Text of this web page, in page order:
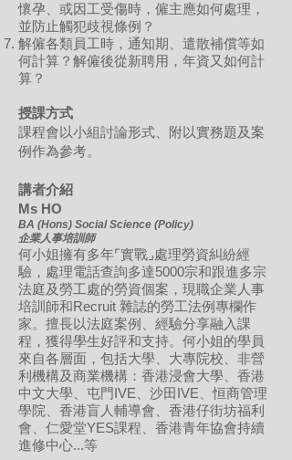
懷孕、或因工受傷時，僱主應如何處理，
並防止觸犯歧視條例？
解僱各類員工時，通知期、遣散補償等如
何計算？解僱後從新聘用，年資又如何計
算？
授課方式
課程會以小組討論形式、附以實務題及案
例作為參考。
講者介紹
Ms HO
BA (Hons) Social Science (Policy)
企業人事培訓師
何小姐擁有多年⌜實戰⌟處理勞資糾紛經
驗，處理電話查詢多達5000宗和跟進多宗
法庭及勞工處的勞資個案，現職企業人事
培訓師和Recruit 雜誌的勞工法例專欄作
家。擅長以法庭案例、經驗分享融入課
程，獲得學生好評和支持。何小姐的學員
來自各層面，包括大學、大專院校、非營
利機構及商業機構：香港浸會大學、香港
中文大學、屯門IVE、沙田IVE、恒商管理
學院、香港盲人輔導會、香港仔街坊福利
會、仁愛堂YES課程、香港青年協會持續
進修中心...等